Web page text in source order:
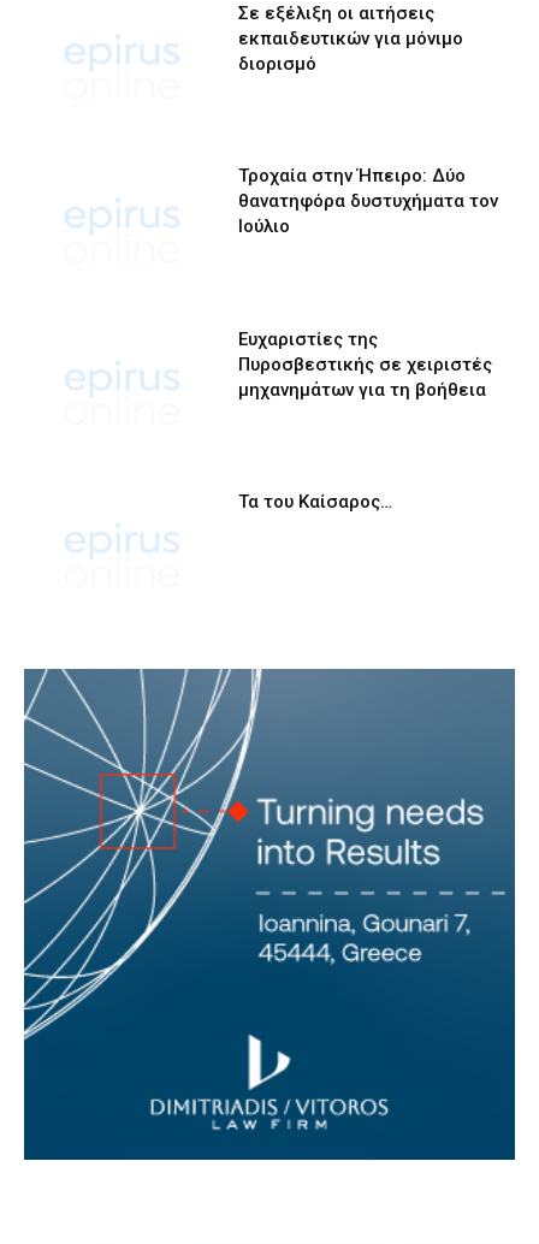
Σε εξέλιξη οι αιτήσεις
εκπαιδευτικών για μόνιμο
διορισμό
Τροχαία στην Ήπειρο: Δύο
θανατηφόρα δυστυχήματα τον
Ιούλιο
Ευχαριστίες της
Πυροσβεστικής σε χειριστές
μηχανημάτων για τη βοήθεια
Τα του Καίσαρος…